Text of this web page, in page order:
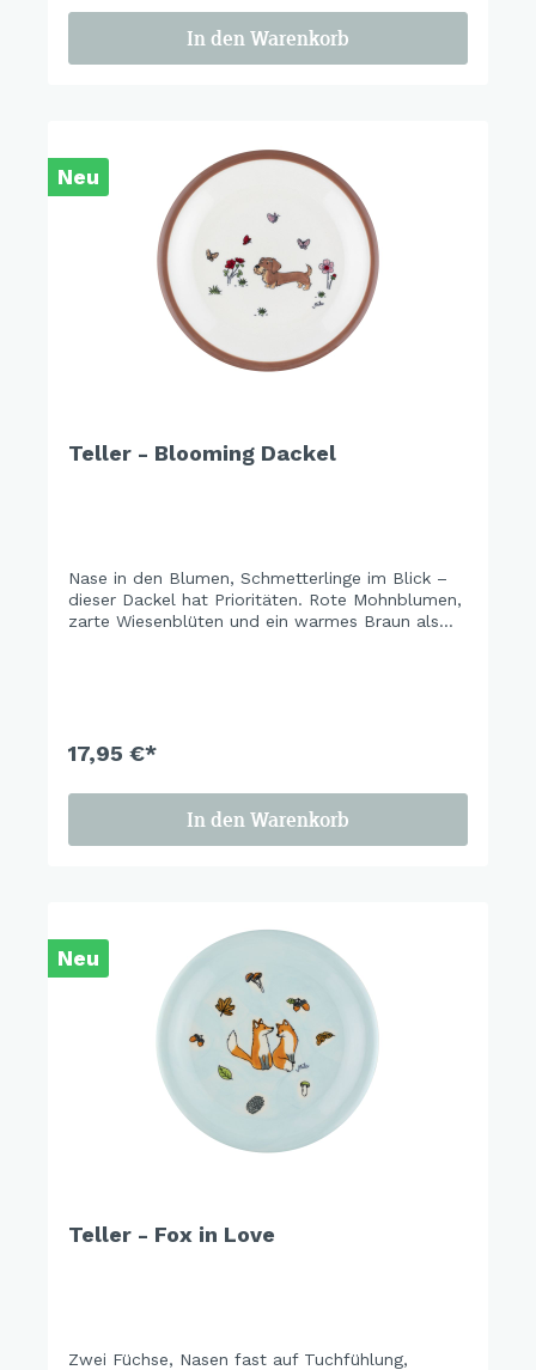
In den Warenkorb
Neu
Teller - Blooming Dackel
Nase in den Blumen, Schmetterlinge im Blick –
dieser Dackel hat Prioritäten. Rote Mohnblumen,
zarte Wiesenblüten und ein warmes Braun als
17,95 €*
In den Warenkorb
Neu
Teller - Fox in Love
Zwei Füchse, Nasen fast auf Tuchfühlung,